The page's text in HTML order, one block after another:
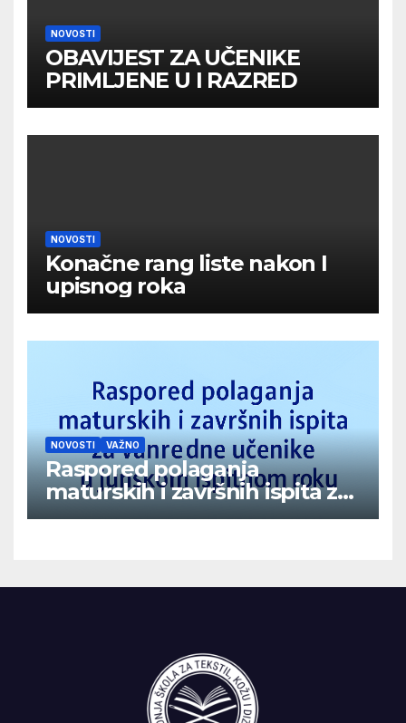
NOVOSTI
OBAVIJEST ZA UČENIKE
PRIMLJENE U I RAZRED
NOVOSTI
Konačne rang liste nakon I
upisnog roka
NOVOSTI VAŽNO
Raspored polaganja
maturskih i završnih ispita za
vanredne učenike u junskom